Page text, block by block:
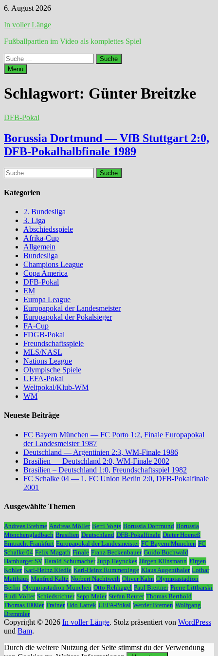
Zum
springen
6. August 2026
In voller Länge
Fußballpartien im Video als komplettes Spiel
Suche
nach:
Menü
Schlagwort: Günter Breitzke
DFB-Pokal
Borussia Dortmund — VfB Stuttgart 2:0,
DFB-Pokalhalbfinale 1989
Suche
nach:
Kategorien
2. Bundesliga
3. Liga
Abschiedsspiele
Afrika-Cup
Allgemein
Bundesliga
Champions League
Copa America
DFB-Pokal
EM
Europa League
Europapokal der Landesmeister
Europapokal der Pokalsieger
FA-Cup
FDGB-Pokal
Freundschaftsspiele
MLS/NASL
Nations League
Olympische Spiele
UEFA-Pokal
Weltpokal/Klub-WM
WM
Neueste Beiträge
FC Bayern München — FC Porto 1:2, Finale Europapokal
der Landesmeister 1987
Deutschland — Argentinien 2:3, WM-Finale 1986
Brasilien — Deutschland 2:0, WM-Finale 2002
Brasilien – Deutschland 1:0, Freundschaftsspiel 1982
FC Schalke 04 — 1. FC Union Berlin 2:0, DFB-Pokalfinale
2001
Ausgewählte Themen
Andreas Brehme Andreas Möller Berti Vogts Borussia Dortmund Borussia
Mönchengladbach Brasilien Deutschland DFB-Pokalfinale Dieter Hoeneß
Eintracht Frankfurt Europapokal der Landesmeister FC Bayern München FC
Schalke 04 Felix Magath Finale Franz Beckenbauer Guido Buchwald
Hamburger SV Harald Schumacher Jupp Heynckes Jürgen Klinsmann Jürgen
Kohler Karl-Heinz Riedle Karl-Heinz Rummenigge Klaus Augenthaler Lothar
Matthäus Manfred Kaltz Norbert Nachtweih Oliver Kahn Olympiastadion
Berlin Olympiastadion München Otto Rehhagel Paul Breitner Pierre Littbarski
Rudi Völler Schiedsrichter Sepp Maier Stefan Reuter Thomas Berthold
Thomas Häßler Trainer Udo Lattek UEFA-Pokal Werder Bremen Wolfgang
Dremmler
Copyright © 2026 In voller Länge. Stolz präsentiert von WordPress
und Bam.
Durch die weitere Nutzung der Seite stimmst du der Verwendung